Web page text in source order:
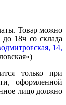
Товар можно
до 18ч со склада
14,
только при
оформленной
лицо должно